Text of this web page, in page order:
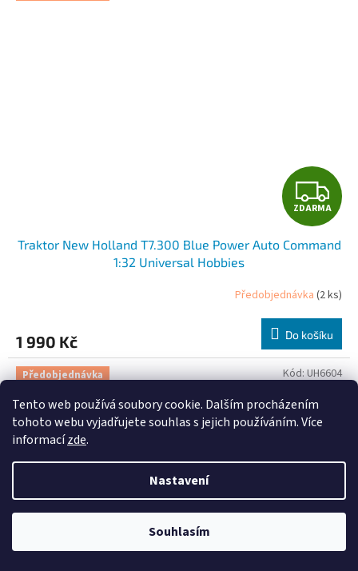
Tento web používá soubory cookie. Dalším procházením
tohoto webu vyjadřujete souhlas s jejich používáním. Více
informacízde.
Nastavení
Souhlasím
Z
D
A
R
M
A
ZDARMA
Traktor New Holland T7.300 Blue Power Auto Command
1:32 Universal Hobbies
Předobjednávka (2 ks)
1 990 Kč Do košíku
Předobjednávka Kód:UH6604